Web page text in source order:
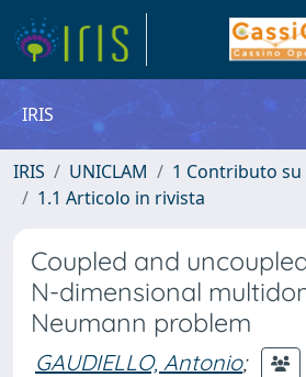
IRIS
IRIS UNICLAM
1 Contributo su
1.1 Articolo in rivista
Coupled and
N-dimensional
Neumann problem
GAUDIELLO, Antonio;